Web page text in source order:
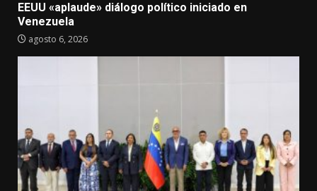
EEUU «aplaude» diálogo político iniciado en
Venezuela
agosto 6, 2026